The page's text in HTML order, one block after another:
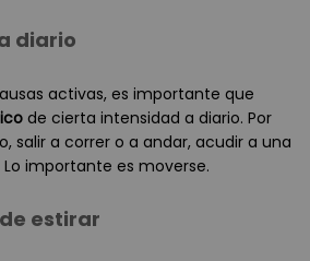
diario
activas, es importante que
de cierta intensidad a diario. Por
salir a correr o a andar, acudir a una
importante es moverse.
estirar